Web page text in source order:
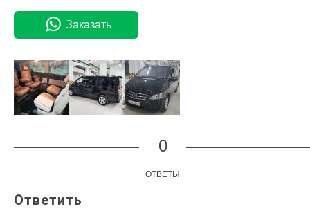
Заказать
0
ОТВЕТЫ
Ответить